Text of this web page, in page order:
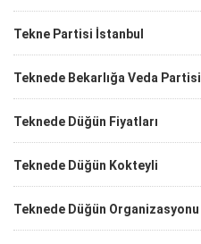
Tekne Partisi İstanbul
Teknede Bekarlığa Veda Partisi
Teknede Düğün Fiyatları
Teknede Düğün Kokteyli
Teknede Düğün Organizasyonu